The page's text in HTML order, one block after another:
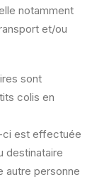
notamment
et/ou
sont
colis en
ci est effectuée
destinataire
autre personne